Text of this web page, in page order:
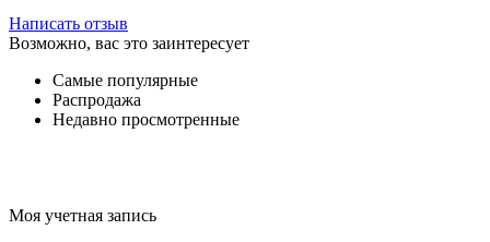
Написать отзыв
Возможно, вас это заинтересует
Самые популярные
Распродажа
Недавно просмотренные
Моя учетная запись